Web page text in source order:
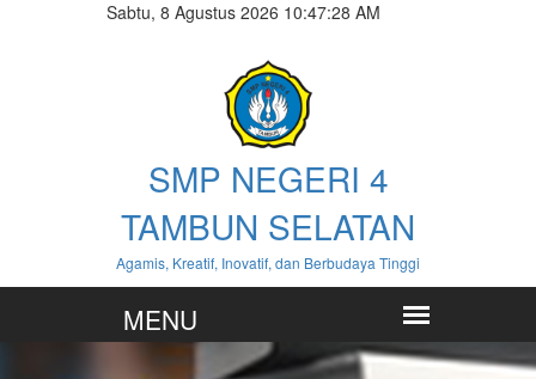
Sabtu, 8 Agustus 2026 10:47:28 AM
SMP NEGERI 4
TAMBUN SELATAN
Agamis, Kreatif, Inovatif, dan Berbudaya Tinggi